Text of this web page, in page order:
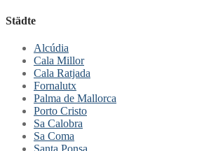
Städte
Alcúdia
Cala Millor
Cala Ratjada
Fornalutx
Palma de Mallorca
Porto Cristo
Sa Calobra
Sa Coma
Santa Ponsa